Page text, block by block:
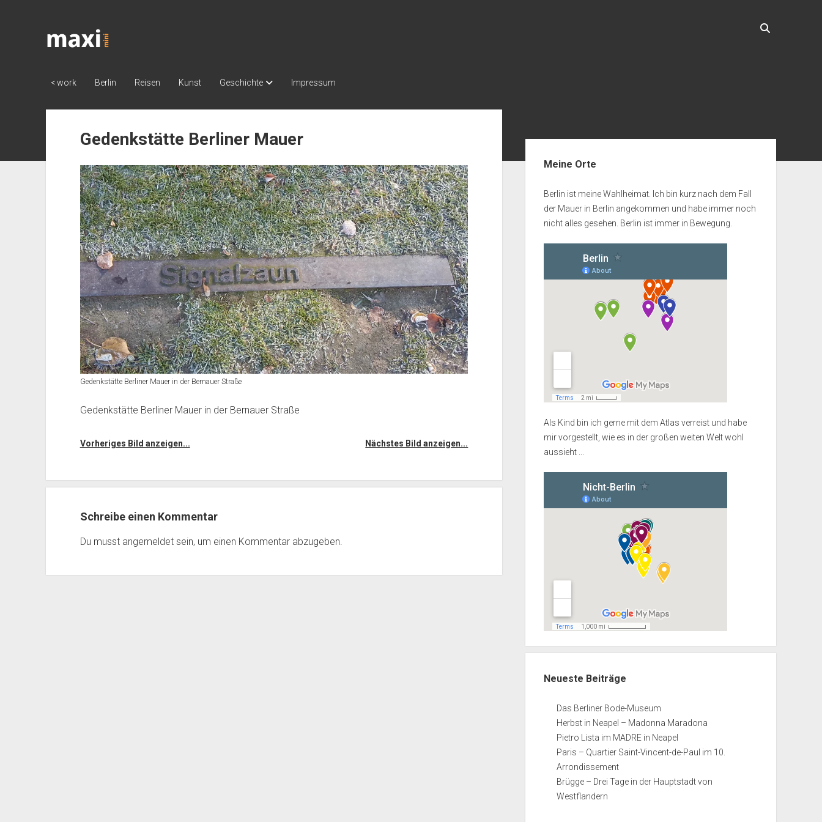
Maximini
< work Berlin Reisen Kunst Geschichte Impressum
Gedenkstätte Berliner Mauer
Gedenkstätte Berliner Mauer in der Bernauer Straße
Gedenkstätte Berliner Mauer in der Bernauer Straße
Vorheriges Bild anzeigen... Nächstes Bild anzeigen...
Schreibe einen Kommentar
Du musst angemeldetsein, um einen Kommentar abzugeben.
Meine Orte
Berlin ist meine Wahlheimat. Ich bin kurz nach dem Fall
der Mauer in Berlin angekommen und habe immer noch
nicht alles gesehen. Berlin ist immer in Bewegung.
Als Kind bin ich gerne mit dem Atlas verreist und habe
mir vorgestellt, wie es in der großen weiten Welt wohl
aussieht ...
Neueste Beiträge
Das Berliner Bode-Museum
Herbst in Neapel – Madonna Maradona
Pietro Lista im MADRE in Neapel
Paris – Quartier Saint-Vincent-de-Paul im 10.
Arrondissement
Brügge – Drei Tage in der Hauptstadt von
Westflandern